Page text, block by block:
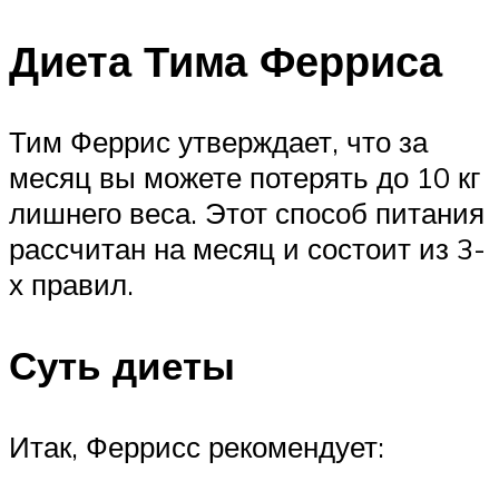
Диета Тима Ферриса
Тим Феррис утверждает, что за
месяц вы можете потерять до 10 кг
лишнего веса. Этот способ питания
рассчитан на месяц и состоит из 3-
х правил.
Суть диеты
Итак, Феррисс рекомендует: